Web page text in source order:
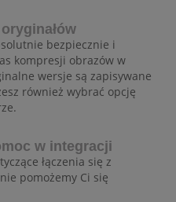
bezpiecznie i
kompresji obrazów w
wersje są zapisywane
również wybrać opcję
w integracji
łączenia się z
pomożemy Ci się